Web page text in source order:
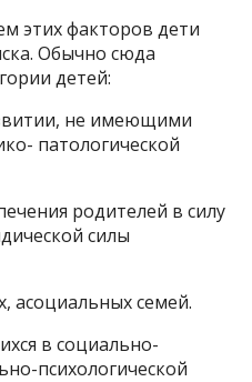
этих факторов дети
Обычно сюда
детей:
не имеющими
патологической
родителей в силу
силы
асоциальных семей.
в социально-
психологической